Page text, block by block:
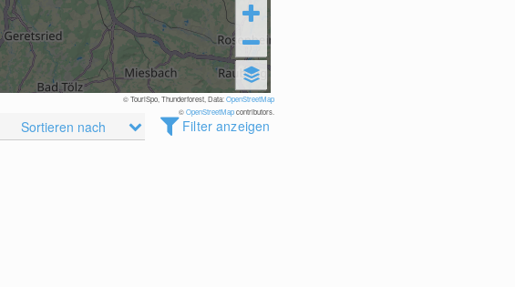
© TouriSpo, Thunderforest, Data:OpenStreetMap
©OpenStreetMapcontributors.
Sortieren nach Filter anzeigen